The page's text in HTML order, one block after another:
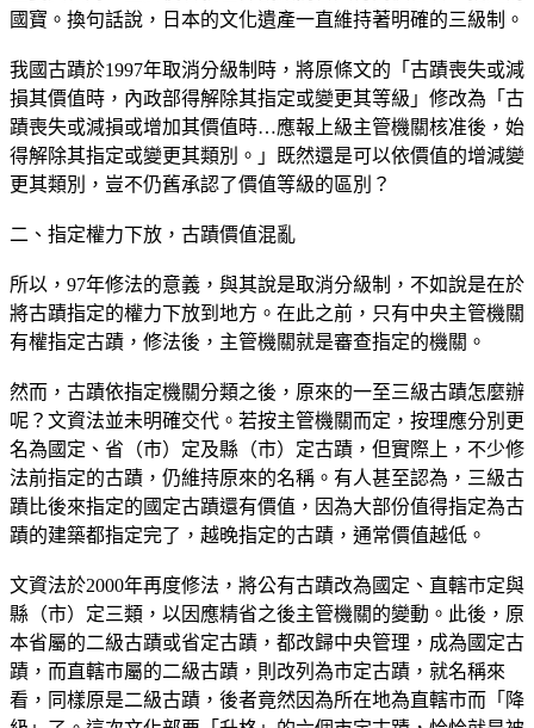
國寶。換句話說，日本的文化遺產一直維持著明確的三級制。
我國古蹟於1997年取消分級制時，將原條文的「古蹟喪失或減
損其價值時，內政部得解除其指定或變更其等級」修改為「古
蹟喪失或減損或增加其價值時…應報上級主管機關核准後，始
得解除其指定或變更其類別。」既然還是可以依價值的增減變
更其類別，豈不仍舊承認了價值等級的區別？
二、指定權力下放，古蹟價值混亂
所以，97年修法的意義，與其說是取消分級制，不如說是在於
將古蹟指定的權力下放到地方。在此之前，只有中央主管機關
有權指定古蹟，修法後，主管機關就是審查指定的機關。
然而，古蹟依指定機關分類之後，原來的一至三級古蹟怎麼辦
呢？文資法並未明確交代。若按主管機關而定，按理應分別更
名為國定、省（市）定及縣（市）定古蹟，但實際上，不少修
法前指定的古蹟，仍維持原來的名稱。有人甚至認為，三級古
蹟比後來指定的國定古蹟還有價值，因為大部份值得指定為古
蹟的建築都指定完了，越晚指定的古蹟，通常價值越低。
文資法於2000年再度修法，將公有古蹟改為國定、直轄市定與
縣（市）定三類，以因應精省之後主管機關的變動。此後，原
本省屬的二級古蹟或省定古蹟，都改歸中央管理，成為國定古
蹟，而直轄市屬的二級古蹟，則改列為市定古蹟，就名稱來
看，同樣原是二級古蹟，後者竟然因為所在地為直轄市而「降